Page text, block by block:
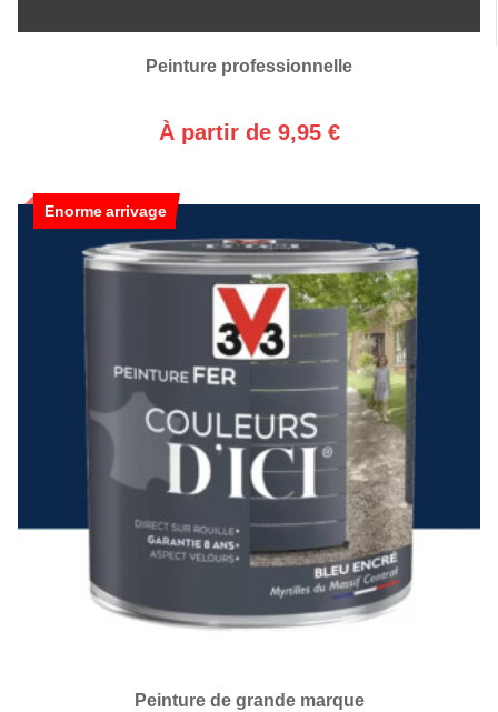
Peinture professionnelle
À partir de 9,95 €
Enorme arrivage
Peinture de grande marque